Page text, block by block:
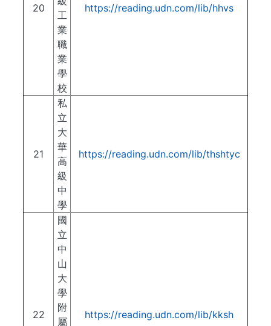
20
工
業
職
業
學
校
https://reading.udn.com/lib/hhvs
21
私
立
大
華
高
級
中
學
https://reading.udn.com/lib/thshtyc
22
國
立
中
山
大
學
附
屬
https://reading.udn.com/lib/kksh